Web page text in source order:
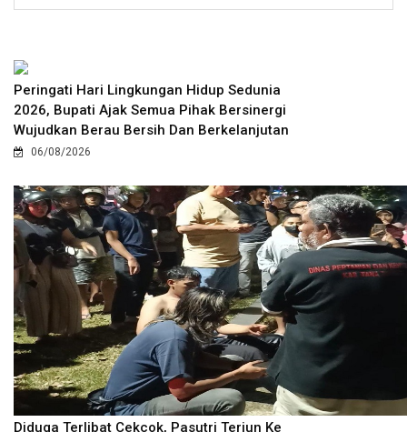
Peringati Hari Lingkungan Hidup Sedunia
2026, Bupati Ajak Semua Pihak Bersinergi
Wujudkan Berau Bersih Dan Berkelanjutan
06/08/2026
Diduga Terlibat Cekcok, Pasutri Terjun Ke